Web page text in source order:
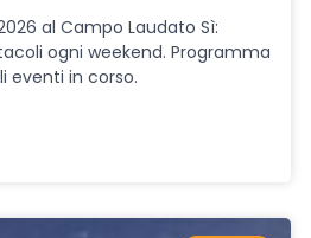
al Campo Laudato Sì:
ogni weekend. Programma
eventi in corso.